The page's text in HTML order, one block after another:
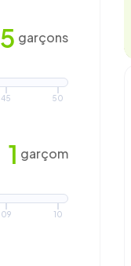
5 garçons
45 50
1 garçom
09 10